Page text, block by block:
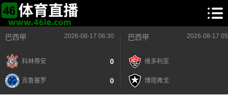
巴西甲 2026-08-17 06:30
科林蒂安 0
克鲁塞罗 0
巴西甲 2026-08-17
维多利亚
博塔弗戈